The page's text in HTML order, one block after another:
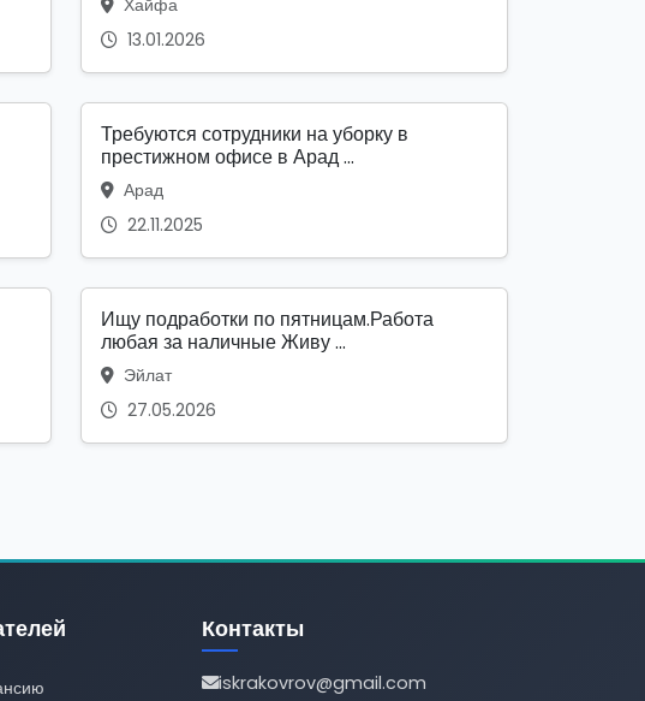
13.01.2026
Требуются сотрудники на уборку в
престижном офисе в Арад ...
Арад
22.11.2025
Ищу подработки по пятницам.Работа
любая за наличные Живу ...
Эйлат
27.05.2026
Контакты
iskrakovrov@gmail.com